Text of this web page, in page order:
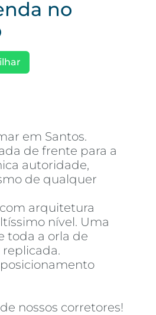
no
em Santos.
de frente para a
autoridade,
de qualquer
arquitetura
nível. Uma
toda a orla de
replicada.
nossos corretores!